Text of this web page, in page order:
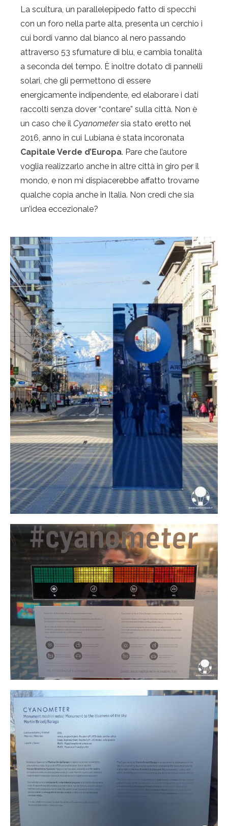
La scultura, un parallelepipedo fatto di specchi
con un foro nella parte alta, presenta un cerchio i
cui bordi vanno dal bianco al nero passando
attraverso 53 sfumature di blu, e cambia tonalità
a seconda del tempo. È inoltre dotato di pannelli
solari, che gli permettono di essere
energicamente indipendente, ed elaborare i dati
raccolti senza dover “contare” sulla città. Non è
un caso che il Cyanometersia stato eretto nel
2016, anno in cui Lubiana è stata incoronata
Capitale Verde d’Europa. Pare che l’autore
voglia realizzarlo anche in altre città in giro per il
mondo, e non mi dispiacerebbe affatto trovarne
qualche copia anche in Italia. Non credi che sia
un’idea eccezionale?